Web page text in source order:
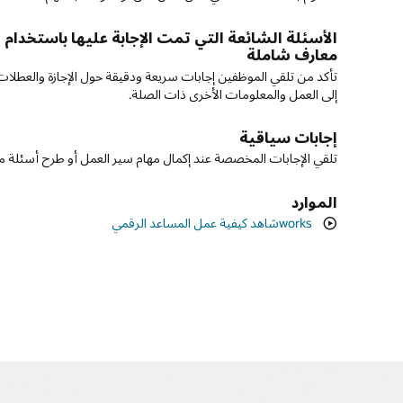
الأسئلة الشائعة التي تمت الإجابة عليها باستخدام
معارف شاملة
تأكد من تلقي الموظفين إجابات سريعة ودقيقة حول الإجازة
إلى العمل والمعلومات الأخرى ذات الصلة.
إجابات سياقية
تلقي الإجابات المخصصة عند إكمال مهام سير العمل أو طرح أسئلة
الموارد
شاهد كيفية عمل المساعد الرقميworks
الربط والاتصال بين الفريق
إنشاء اتصالات مع فريقك وتشجيع الأداء المتميز من خلال تقديم
فورية للموظفين بشأن المشروعات الحديثة.
يمكنك اعتماد الإجراءات المهمة التي تتطلب انتباهك مثل الاعتمادات
للمصروفات والإجازات وعمليات الموارد البشرية الأخرى لتوفير الوقت
الموارد
استكشف مزايا الذكاء الاصطناعي للمحادثة للموارد البشرية (PDF)
اتصال عبر القنوات
تمكين الموظفين من الاتصال بمؤسستك بالطريقة التي يشعرون
Microsoft Teams.
إرشادات حول أي جهاز فعليًا
تأكد من قدرة المديرين والموظفين على إكمال 100%